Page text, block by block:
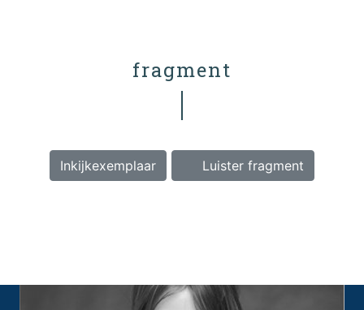
fragment
Inkijkexemplaar Luister fragment